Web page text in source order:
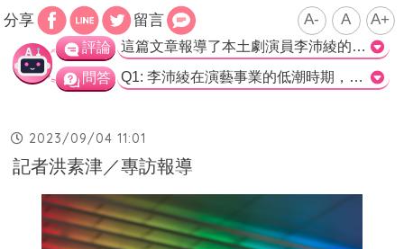
分享 留言 A- A A+
評論 這篇文章報導了本土劇演員李沛綾的復出和個人經歷。李沛綾在演出《飛龍在天》、《娘家》等劇中的反派角色而積累了知名度。文章中提到了李沛綾出道時的困難和壓力，她坦言曾被罵，也曾有職業倦怠感。然而，當她遇到了丈夫後，她感覺到一種救贖，並選擇了結婚，以逃避一些辛苦。文章最後，李沛綾表示自己對演戲的熱愛，並回顧了當時拍戲的不易。 這篇文章透過李沛綾的口述呈現了她的個人情感和經歷。這種報導方式讓讀者更容易理解演員在職業生涯中所經歷的壓力和困難，並且能夠感同身受。李沛綾的獨白也讓人們更深入了解她對演戲的熱情和對家庭的渴望。這篇文章以一種親近的方式向讀者介紹了李沛綾的故事，並加強了人物形象的塑造。 然而，這篇文章的結構稍有不足。由於使用了口述報導的方式，一些細節似乎有點雜亂無章，使得整篇文章缺乏統一的脈絡。此外，缺少對李沛綾復出後的演出作品和成就的介紹，這些信息對於了解她的現況和職業發展具有重要意義。 總體而言，這篇文章通過呈現李沛綾的個人經歷和情感，成功地讓讀者深入了解到她在職業生涯中所經歷的困難和對演戲的熱愛。然而，結構上的不足和缺乏對她復出後成就的介紹，使得整體呈現稍顯欠缺。>
問答 Q1: 李沛綾在演藝事業的低潮時期，她選擇了哪種方式逃避現實？ a) 結婚 b) 移居北上 c) 進修學習 d) 賺錢 正確答案: a) 結婚 Q2: 李沛綾在演出《飛龍在天》、《娘家》時，擁有什麼角色形象？ a) 正面角色 b) 男主角 c) 反派角色 d) 配角 正確答案: c) 反派角色 Q3: 李沛綾在復出演出本土劇前，已經息影多久？ a) 5年 b) 7年 c) 10年 d) 12年 正確答案: d) 12年
2023/09/04 11:01
記者洪素津／專訪報導